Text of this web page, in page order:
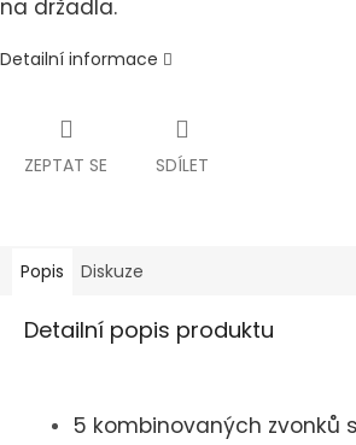
na držadla.
Detailní informace
ZEPTAT SE SDÍLET
Popis Diskuze
Detailní popis produktu
5 kombinovaných zvonků